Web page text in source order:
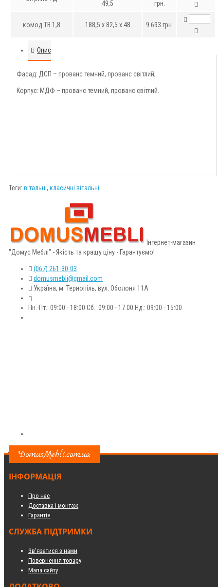
49,5 грн.
комод ТВ 1,8 188,5 x 82,5 x 48 9 693 грн.
Опис
Фасад: ДСП – прованс темний, прованс світлий;
Корпус: МДФ – прованс темний, прованс світлий.
Теги: вітальні, класичні вітальні
Інтернет-магазин
"Домус Меблі" - Якість та кращу ціну - Гарантуємо!
(067) 261-30-03
domusmebli@gmail.com
Україна, м. Тернопіль, вул. Оболоня 11А
Пн.-Пт.: 09:00 - 18:00 Сб.: 09:00 - 17.00 Нд.: 09:00 - 15:00
DomusMebli.com.ua
ІНФОРМАЦІЯ
Про нас
Доставка і монтаж
Гарантія
СЛУЖБА ПІДТРИМКИ
Зв’язатися з нами
Повернення товару
Мапа сайту